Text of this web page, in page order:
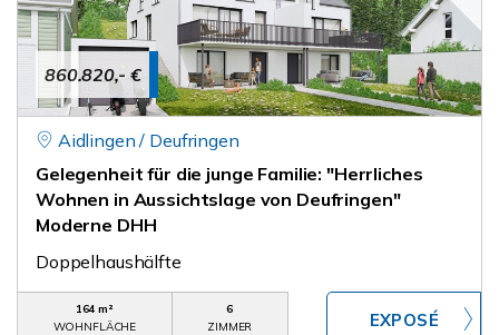
860.820,- €
Aidlingen / Deufringen
Gelegenheit für die junge Familie: "Herrliches
Wohnen in Aussichtslage von Deufringen"
Moderne DHH
Doppelhaushälfte
164 m²
WOHNFLÄCHE
6
ZIMMER